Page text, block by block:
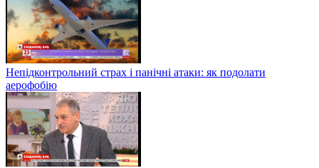
Непідконтрольний страх і панічні атаки: як подолати
аерофобію